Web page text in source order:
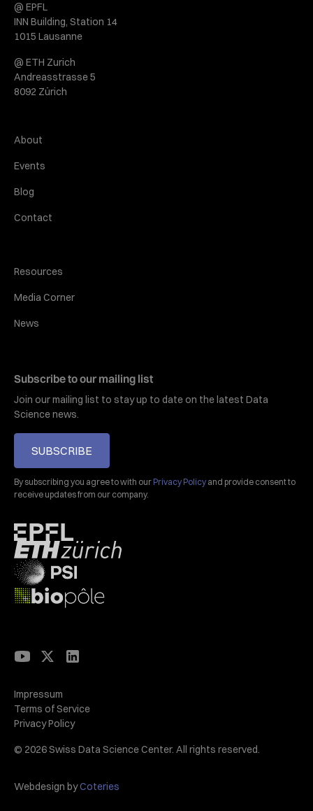
@ EPFL
INN Building, Station 14
1015 Lausanne
@ ETH Zurich
Andreasstrasse 5
8092 Zürich
About
Events
Blog
Contact
Resources
Media Corner
News
Subscribe to our mailing list
Join our mailing list to stay up to date on the latest Data
Science news.
SUBSCRIBE
By subscribing you agree to with our Privacy Policy and provide consent to
receive updates from our company.
© 2026 Swiss Data Science Center. All rights reserved.
Privacy Policy
Terms of Service
Impressum
Webdesign byCoteries